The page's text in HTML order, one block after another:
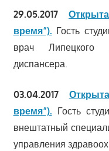
29.05.2017
время”). Гость
врач Липецкого
диспансера.
03.04.2017
время”). Гость
внештатный
управления